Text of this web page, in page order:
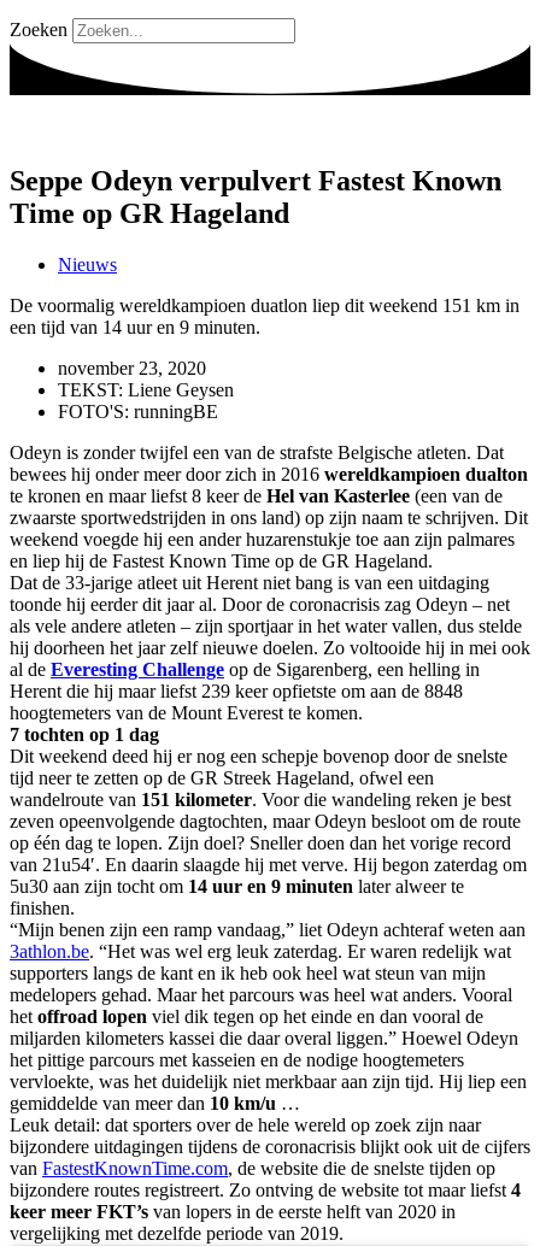
Zoeken
Seppe Odeyn verpulvert Fastest Known
Time op GR Hageland
Nieuws
De voormalig wereldkampioen duatlon liep dit weekend 151 km in
een tijd van 14 uur en 9 minuten.
november 23, 2020
TEKST: Liene Geysen
FOTO'S: runningBE
Odeyn is zonder twijfel een van de strafste Belgische atleten. Dat
bewees hij onder meer door zich in 2016 wereldkampioen dualton
te kronen en maar liefst 8 keer de Hel van Kasterlee (een van de
zwaarste sportwedstrijden in ons land) op zijn naam te schrijven. Dit
weekend voegde hij een ander huzarenstukje toe aan zijn palmares
en liep hij de Fastest Known Time op de GR Hageland.
Dat de 33-jarige atleet uit Herent niet bang is van een uitdaging
toonde hij eerder dit jaar al. Door de coronacrisis zag Odeyn – net
als vele andere atleten – zijn sportjaar in het water vallen, dus stelde
hij doorheen het jaar zelf nieuwe doelen. Zo voltooide hij in mei ook
al de Everesting Challenge op de Sigarenberg, een helling in
Herent die hij maar liefst 239 keer opfietste om aan de 8848
hoogtemeters van de Mount Everest te komen.
7 tochten op 1 dag
Dit weekend deed hij er nog een schepje bovenop door de snelste
tijd neer te zetten op de GR Streek Hageland, ofwel een
wandelroute van 151 kilometer. Voor die wandeling reken je best
zeven opeenvolgende dagtochten, maar Odeyn besloot om de route
op één dag te lopen. Zijn doel? Sneller doen dan het vorige record
van 21u54′. En daarin slaagde hij met verve. Hij begon zaterdag om
5u30 aan zijn tocht om 14 uur en 9 minuten later alweer te
finishen.
“Mijn benen zijn een ramp vandaag,” liet Odeyn achteraf weten aan
3athlon.be. “Het was wel erg leuk zaterdag. Er waren redelijk wat
supporters langs de kant en ik heb ook heel wat steun van mijn
medelopers gehad. Maar het parcours was heel wat anders. Vooral
het offroad lopen viel dik tegen op het einde en dan vooral de
miljarden kilometers kassei die daar overal liggen.” Hoewel Odeyn
het pittige parcours met kasseien en de nodige hoogtemeters
vervloekte, was het duidelijk niet merkbaar aan zijn tijd. Hij liep een
gemiddelde van meer dan 10 km/u …
Leuk detail: dat sporters over de hele wereld op zoek zijn naar
bijzondere uitdagingen tijdens de coronacrisis blijkt ook uit de cijfers
van FastestKnownTime.com, de website die de snelste tijden op
bijzondere routes registreert. Zo ontving de website tot maar liefst 4
keer meer FKT’s van lopers in de eerste helft van 2020 in
vergelijking met dezelfde periode van 2019.